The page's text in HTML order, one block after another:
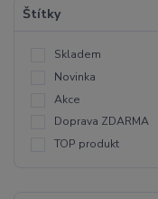
Štítky
Skladem
Novinka
Akce
Doprava ZDARMA
TOP produkt